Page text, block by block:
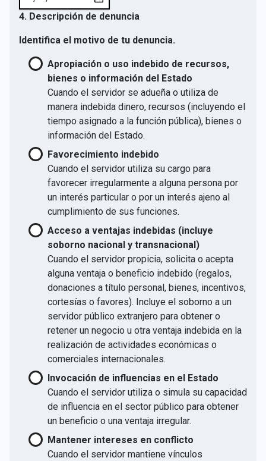
4. Descripción de denuncia
Identifica el motivo de tu denuncia.
Apropiación o uso indebido de recursos,
bienes o información del Estado
Cuando el servidor se adueña o utiliza de
manera indebida dinero, recursos (incluyendo el
tiempo asignado a la función pública), bienes o
información del Estado.
Favorecimiento indebido
Cuando el servidor utiliza su cargo para
favorecer irregularmente a alguna persona por
un interés particular o por un interés ajeno al
cumplimiento de sus funciones.
Acceso a ventajas indebidas (incluye
soborno nacional y transnacional)
Cuando el servidor propicia, solicita o acepta
alguna ventaja o beneficio indebido (regalos,
donaciones a título personal, bienes, incentivos,
cortesías o favores). Incluye el soborno a un
servidor público extranjero para obtener o
retener un negocio u otra ventaja indebida en la
realización de actividades económicas o
comerciales internacionales.
Invocación de influencias en el Estado
Cuando el servidor utiliza o simula su capacidad
de influencia en el sector público para obtener
un beneficio o una ventaja irregular.
Mantener intereses en conflicto
Cuando el servidor mantiene vínculos